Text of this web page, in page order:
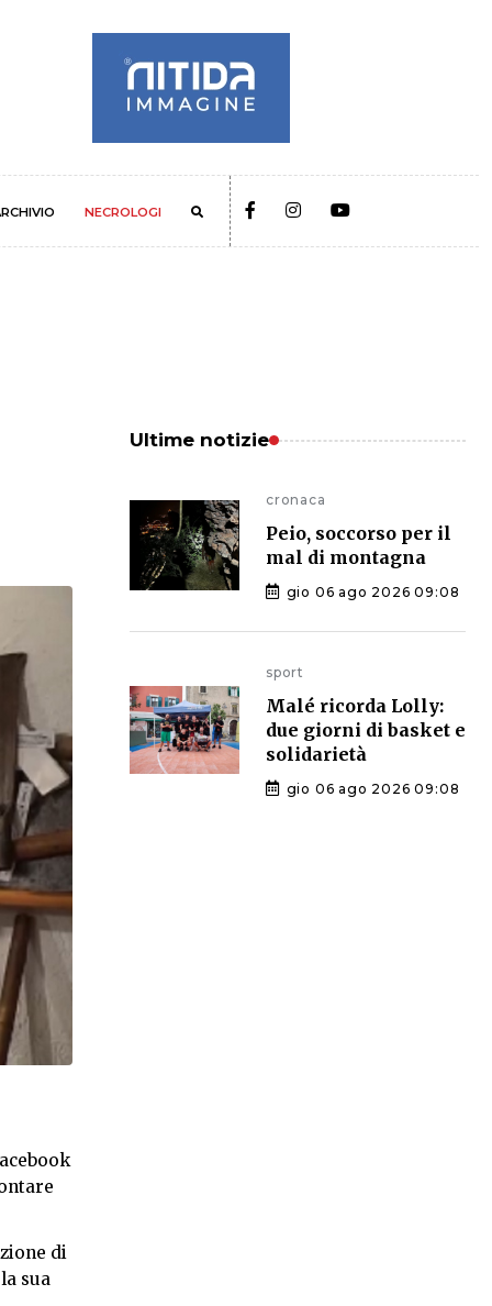
NECROLOGI
di
sua
Ultime notizie
cronaca
Peio, soccorso per il
mal di montagna
gio 06 ago 2026 09:08
sport
Malé ricorda Lolly:
due giorni di basket e
solidarietà
gio 06 ago 2026 09:08